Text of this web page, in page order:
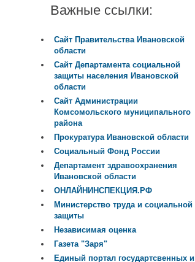
Важные ссылки:
Сайт Правительства Ивановской
области
Сайт Департамента социальной
защиты населения Ивановской
области
Сайт Администрации
Комсомольского муниципального
района
Прокуратура Ивановской области
Социальный Фонд России
Департамент здравоохранения
Ивановской области
ОНЛАЙНИНСПЕКЦИЯ.РФ
Министерство труда и социальной
защиты
Независимая оценка
Газета "Заря"
Единый портал государтсвенных и